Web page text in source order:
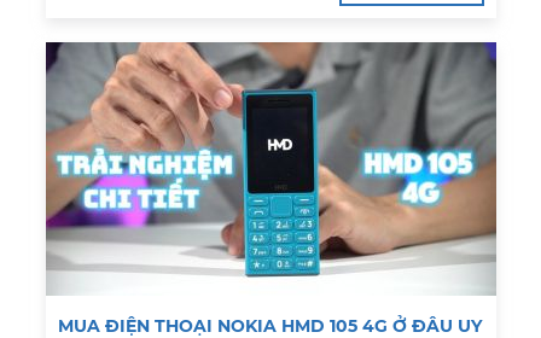
MUA ĐIỆN THOẠI NOKIA HMD 105 4G Ở ĐÂU UY